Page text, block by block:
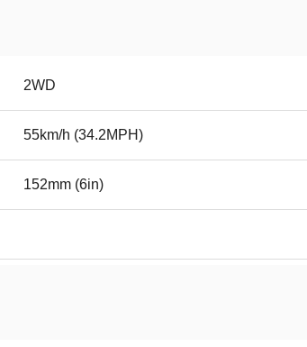
2WD
55km/h (34.2MPH)
152mm (6in)